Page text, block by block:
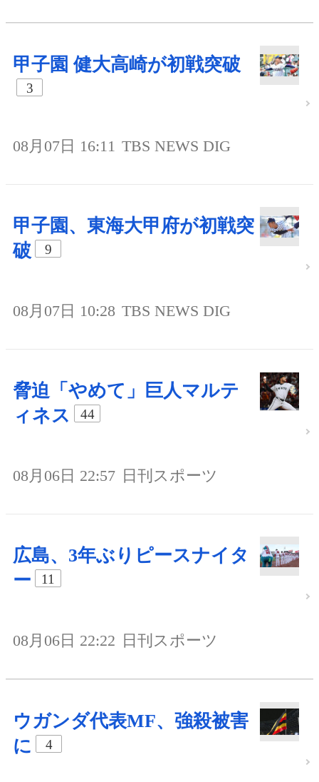
甲子園 健大高崎が初戦突破
3
08月07日 16:11 TBS NEWS DIG
甲子園、東海大甲府が初戦突
破
9
08月07日 10:28 TBS NEWS DIG
脅迫「やめて」巨人マルテ
ィネス
44
08月06日 22:57 日刊スポーツ
広島、3年ぶりピースナイタ
ー
11
08月06日 22:22 日刊スポーツ
ウガンダ代表MF、強殺被害
に
4